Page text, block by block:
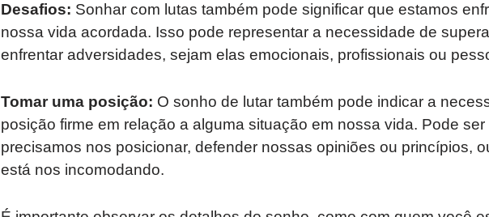
Desafios: Sonhar com lutas também pode significar que estamos
nossa vida acordada. Isso pode representar a necessidade de
enfrentar adversidades, sejam elas emocionais, profissionais ou
Tomar uma posição: O sonho de lutar também pode indicar a
posição firme em relação a alguma situação em nossa vida. Pode
precisamos nos posicionar, defender nossas opiniões ou princípios,
está nos incomodando.